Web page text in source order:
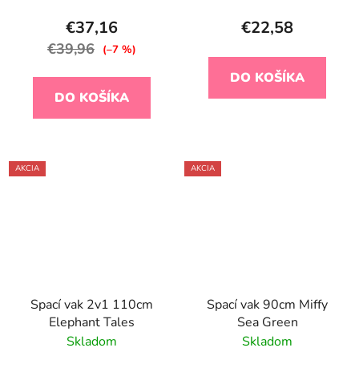
€37,16
€39,96 (–7 %)
DO KOŠÍKA
1, Extra Warm
€22,58
DO KOŠÍKA
AKCIA
Spací vak 2v1 110cm
Elephant Tales
Skladom
AKCIA
Spací vak 90cm Miffy
Sea Green
Skladom